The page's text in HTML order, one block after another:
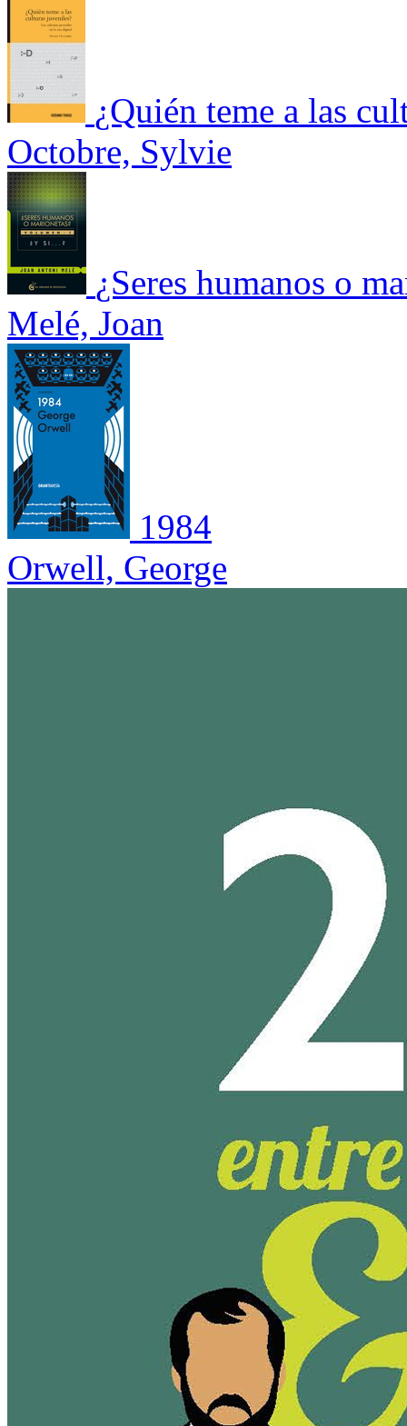
¿Quién teme a las
Octobre, Sylvie
¿Seres humanos o
Melé, Joan
1984
Orwell, George